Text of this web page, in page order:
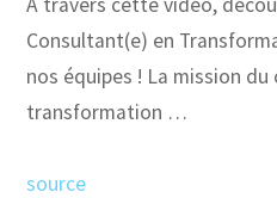
Consultant(e) en
nos équipes ! La mission
transformation …
source